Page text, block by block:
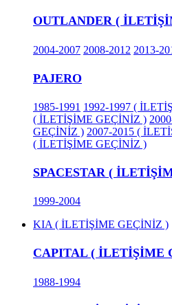
OUTLANDER (
2004-2007 2008-2012 2013-
PAJERO
1985-1991 1992-1997 (
( İLETİŞİME GEÇİNİZ )
GEÇİNİZ ) 2007-2015 (
( İLETİŞİME GEÇİNİZ )
SPACESTAR (
1999-2004
KIA ( İLETİŞİME GEÇİNİZ )
CAPITAL ( İLETİŞİME
1988-1994